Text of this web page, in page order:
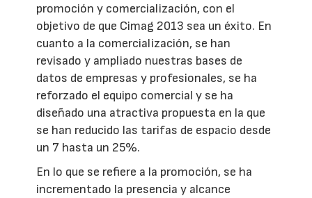
promoción y comercialización, con el
objetivo de que Cimag 2013 sea un éxito. En
cuanto a la comercialización, se han
revisado y ampliado nuestras bases de
datos de empresas y profesionales, se ha
reforzado el equipo comercial y se ha
diseñado una atractiva propuesta en la que
se han reducido las tarifas de espacio desde
un 7 hasta un 25%.
En lo que se refiere a la promoción, se ha
incrementado la presencia y alcance